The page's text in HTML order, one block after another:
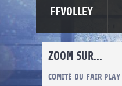
FFVOLLEY
ZOOM SUR...
COMITÉ DU FAIR PLAY